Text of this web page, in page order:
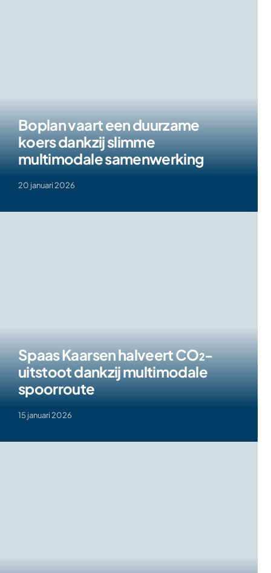
Boplan vaart een duurzame
koers dankzij slimme
multimodale samenwerking
20 januari 2026
Spaas Kaarsen halveert CO₂-
uitstoot dankzij multimodale
spoorroute
15 januari 2026